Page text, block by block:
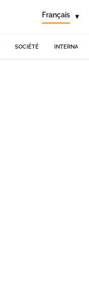
Français ▾
SOCIÉTÉ